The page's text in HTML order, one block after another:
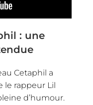
: une
Cetaphil a
le rappeur Lil
d’humour.